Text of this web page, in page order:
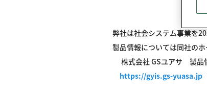
弊社は社会システム事業を
製品情報については同社の
株式会社 GSユアサ 製品
https://gyis.gs-yuasa.jp